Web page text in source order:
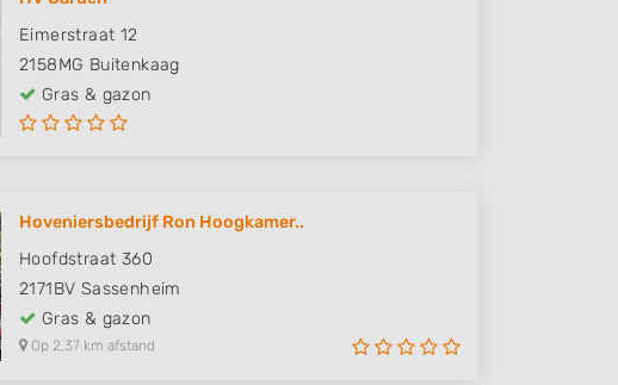
Eimerstraat 12
2158MG Buitenkaag
Gras & gazon
Hoveniersbedrijf Ron Hoogkamer..
Hoofdstraat 360
2171BV Sassenheim
Gras & gazon
Op 2,37 km afstand